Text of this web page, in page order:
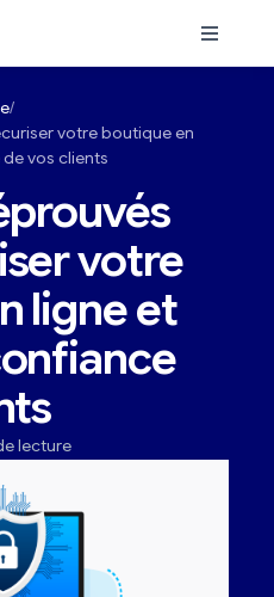
votre boutique en
vos clients
votre
ligne et
lecture